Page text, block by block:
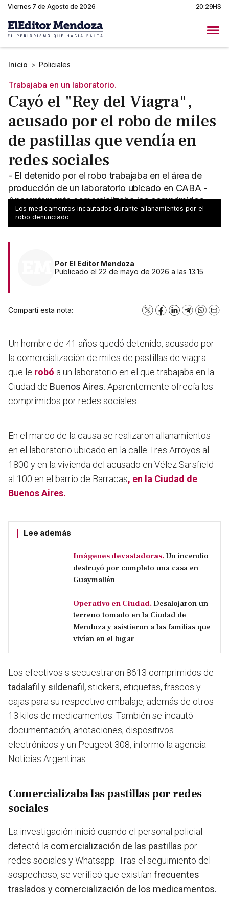
Viernes 7 de Agosto de 2026 20:29HS
Inicio > Policiales
Trabajaba en un laboratorio.
Cayó el "Rey del Viagra",
acusado por el robo de miles
de pastillas que vendía en
redes sociales
- El detenido por el robo trabajaba en el área de
producción de un laboratorio ubicado en CABA -
Aparentemente comercializaba los comprimidos
mediante Whatsapp
Los medicamentos incautados durante allanamientos por el
robo denunciado
Por El Editor Mendoza
Publicado el 22 de mayo de 2026 a las 13:15
Compartí esta nota: X Facebook
LinkedInTelegram
Un hombre de 41 años quedó detenido, acusado por
la comercialización de miles de pastillas de viagra
que le robó a un laboratorio en el que trabajaba en la
Ciudad de Buenos Aires . Aparentemente ofrecía los
comprimidos por redes sociales.
En el marco de la causa se realizaron allanamientos
en el laboratorio ubicado en la calle Tres Arroyos al
1800 y en la vivienda del acusado en Vélez Sarsfield
al 100 en el barrio de Barracas, en la Ciudad de
Buenos Aires.
Lee además
Imágenes devastadoras. Un incendio
destruyó por completo una casa en
Guaymallén
Operativo en Ciudad. Desalojaron un
terreno tomado en la Ciudad de
Mendoza y asistieron a las familias que
vivían en el lugar
Los efectivos s secuestraron 8613 comprimidos de
tadalafil y sildenafil,stickers, etiquetas, frascos y
cajas para su respectivo embalaje, además de otros
13 kilos de medicamentos. También se incautó
documentación, anotaciones, dispositivos
electrónicos y un Peugeot 308, informó la agencia
Noticias Argentinas.
Comercializaba las pastillas por redes
sociales
La investigación inició cuando el personal policial
detectó la comercialización de las pastillas por
redes sociales y Whatsapp. Tras el seguimiento del
sospechoso, se verificó que existían frecuentes
traslados y comercialización de los medicamentos.